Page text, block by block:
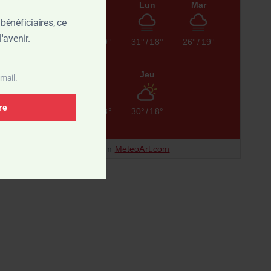
32° 19°
Lun
31° /18°
Mar
26° / 19°
18°
Jeu
30° /18°
Data from MeteoArt.com
ce